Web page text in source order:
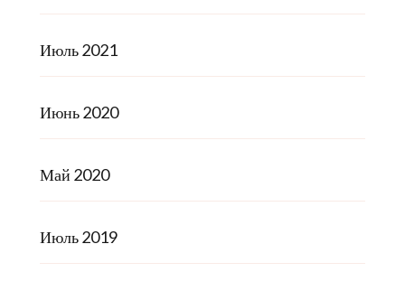
Июль 2021
Июнь 2020
Май 2020
Июль 2019